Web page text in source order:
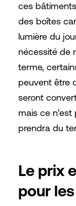
ces
des boîtes
lumière du
nécessité de
terme,
peuvent être
seront
mais ce
prendra du
Le prix
pour